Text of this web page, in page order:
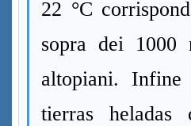
22 °C
sopra dei
altopiani.
tierras heladas